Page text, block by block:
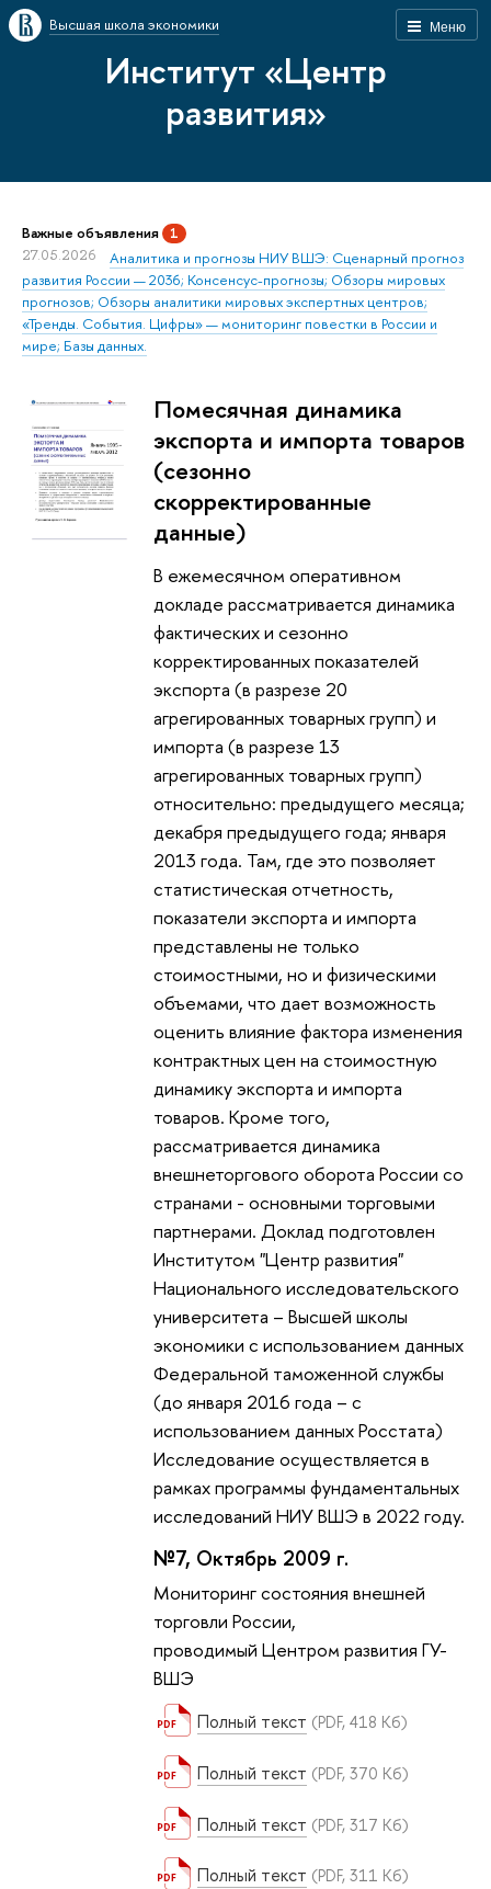
Меню
Высшая школа экономики
Институт «Центр
развития»
Важные объявления 1
27.05.2026
Аналитика и прогнозы НИУ ВШЭ: Сценарный прогноз
развития России — 2036; Консенсус-прогнозы; Обзоры мировых
прогнозов; Обзоры аналитики мировых экспертных центров;
«Тренды. События. Цифры» — мониторинг повестки в России и
мире; Базы данных.
Помесячная динамика
экспорта и импорта товаров
(сезонно
скорректированные
данные)
В ежемесячном оперативном
докладе рассматривается динамика
фактических и сезонно
корректированных показателей
экспорта (в разрезе 20
агрегированных товарных групп) и
импорта (в разрезе 13
агрегированных товарных групп)
относительно: предыдущего месяца;
декабря предыдущего года; января
2013 года. Там, где это позволяет
статистическая отчетность,
показатели экспорта и импорта
представлены не только
стоимостными, но и физическими
объемами, что дает возможность
оценить влияние фактора изменения
контрактных цен на стоимостную
динамику экспорта и импорта
товаров. Кроме того,
рассматривается динамика
внешнеторгового оборота России со
странами - основными торговыми
партнерами. Доклад подготовлен
Институтом "Центр развития"
Национального исследовательского
университета – Высшей школы
экономики с использованием данных
Федеральной таможенной службы
(до января 2016 года – с
использованием данных Росстата)
Исследование осуществляется в
рамках программы фундаментальных
исследований НИУ ВШЭ в 2022 году.
№7, Октябрь 2009 г.
Мониторинг состояния внешней
торговли России,
проводимый Центром развития ГУ-
ВШЭ
Полный текст (PDF, 418 Кб)
Полный текст (PDF, 370 Кб)
Полный текст (PDF, 317 Кб)
Полный текст (PDF, 311 Кб)